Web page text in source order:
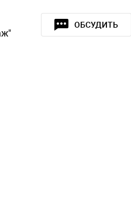
ОБСУДИТЬ